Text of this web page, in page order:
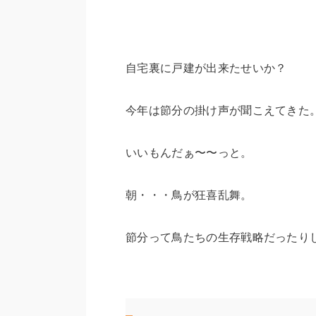
自宅裏に戸建が出来たせいか？
今年は節分の掛け声が聞こえてきた。
いいもんだぁ〜〜っと。
朝・・・鳥が狂喜乱舞。
節分って鳥たちの生存戦略だったり